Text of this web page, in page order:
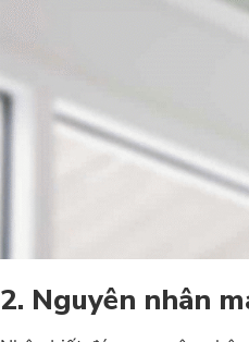
2. Nguyên nhân